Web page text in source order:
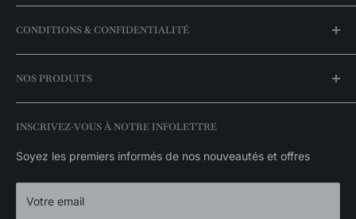
FAQ
Meilleurs prix garantis
Mon compte
Espace entrepreneurs
Nos promotions
Nos marques
Catalogue exclusivités
CONDITIONS & CONFIDENTIALITÉ
Livraison & expédition
Politique de retour
Politique de disponibilité des stocks
Politique de confidentialité
NOS PRODUITS
Luminaires suspendus
Appliques murales
Luminaires extérieurs
INSCRIVEZ-VOUS À NOTRE INFOLETTRE
Soyez les premiers informés de nos nouveautés et offres
Votre email